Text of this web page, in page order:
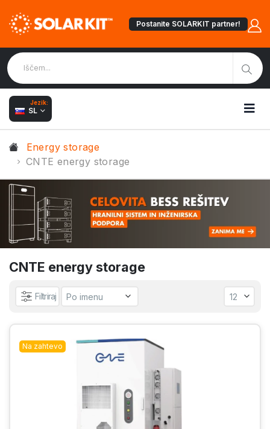
Postanite SOLARKIT partner!
Jezik:
SL
Energy storage
CNTE energy storage
CNTE energy storage
Filtriraj
Na zahtevo